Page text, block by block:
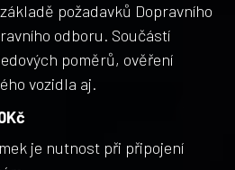
požadavků Dopravního
odboru. Součástí
poměrů, ověření
vozidla aj.
je nutnost při připojení